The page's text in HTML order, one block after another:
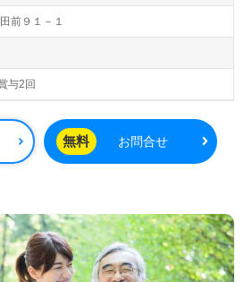
ニック、特別養護老人ホーム、訪
ケアハウス、通所介護/リハビリ、
護支援、地域包括支援センター事
手当上限40,000円！職員表彰制
い福利厚生も魅力の職場！◎
アマネージャー経験のある方をお迎
ホームでの勤務経験は問いませ
与/評価制度もはたらくあなたのモ
用者様、ご家族様のお役に立ちた
アマネ資格と経験を活かしたい』
を充実させたい』『環境を変えて
前９１－１
与2回
無料 お問合せ